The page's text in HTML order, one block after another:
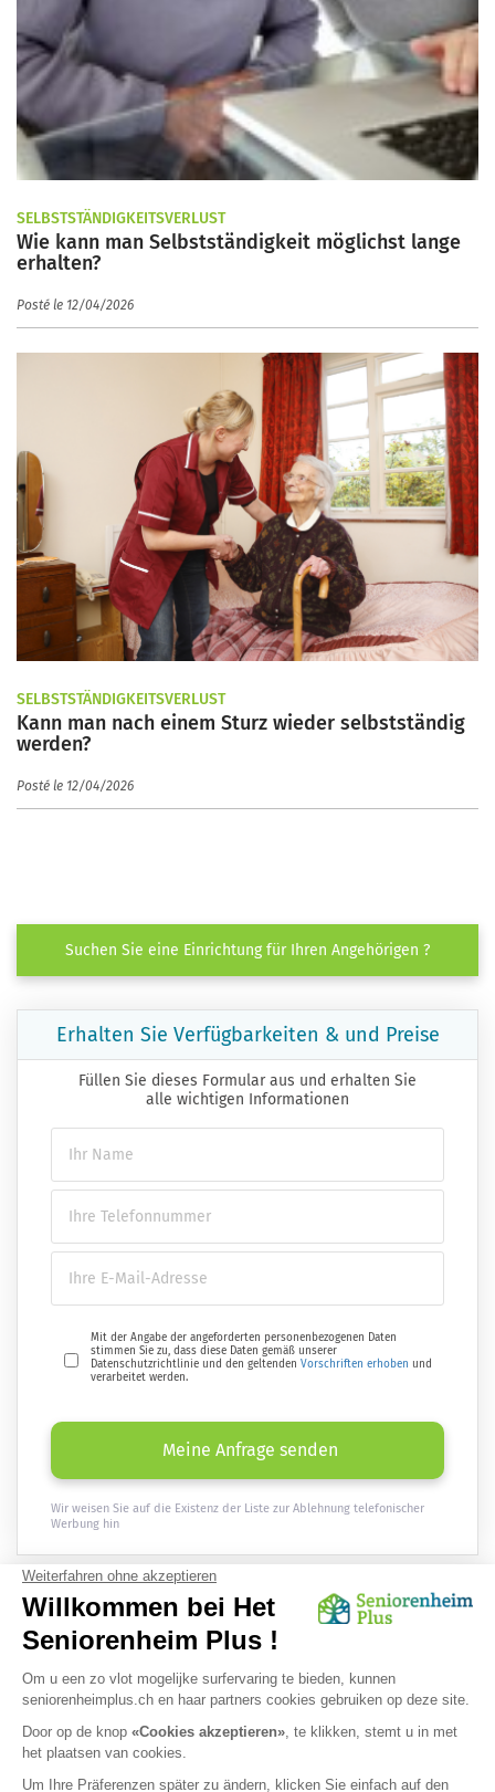
SELBSTSTÄNDIGKEITSVERLUST
Wie kann man Selbstständigkeit möglichst lange
erhalten?
Posté le 12/04/2026
SELBSTSTÄNDIGKEITSVERLUST
Kann man nach einem Sturz wieder selbstständig
werden?
Posté le 12/04/2026
Suchen Sie eine Einrichtung für Ihren Angehörigen ?
Erhalten Sie Verfügbarkeiten & und Preise
Füllen Sie dieses Formular aus und erhalten Sie
alle wichtigen Informationen
Mit der Angabe der angeforderten personenbezogenen Daten
stimmen Sie zu, dass diese Daten gemäß unserer
Datenschutzrichtlinie und den geltendenVorschriften erhoben und
verarbeitet werden.
Meine Anfrage senden
Wir weisen Sie auf die Existenz der Liste zur Ablehnung telefonischer
Werbung hin
Erhalten
direkt per E-Mail :
OK